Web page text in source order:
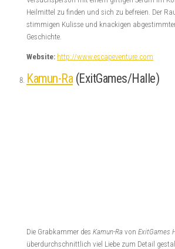
Heilmittel zu finden und sich zu befreien. Der
stimmigen Kulisse und knackigen
Geschichte.
Website: http://www.escapeventure.com
Kamun-Ra(ExitGames/Halle)
Die Grabkammer des Kamun-Ra von ExitGames
überdurchschnittlich viel Liebe zum Detail